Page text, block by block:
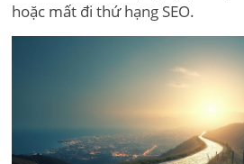
hoặc mất đi thứ hạng SEO.